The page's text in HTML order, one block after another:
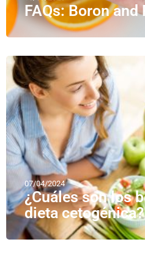
FAQs: Boron
07/04/2024
¿Cuáles son los
dieta cetogénica?